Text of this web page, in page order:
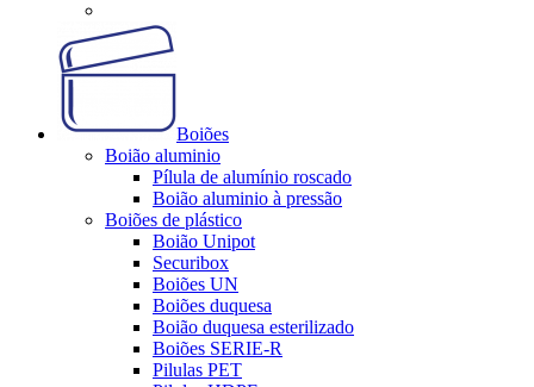
Boiões
Boião aluminio
Pílula de alumínio roscado
Boião aluminio à pressão
Boiões de plástico
Boião Unipot
Securibox
Boiões UN
Boiões duquesa
Boião duquesa esterilizado
Boiões SERIE-R
Pilulas PET